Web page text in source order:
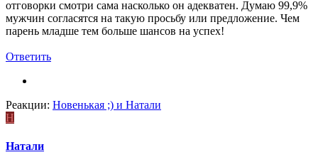
отговорки смотри сама насколько он адекватен. Думаю 99,9%
мужчин согласятся на такую просьбу или предложение. Чем
парень младше тем больше шансов на успех!
Ответить
Реакции: Новенькая ;) и Натали
Н
Натали